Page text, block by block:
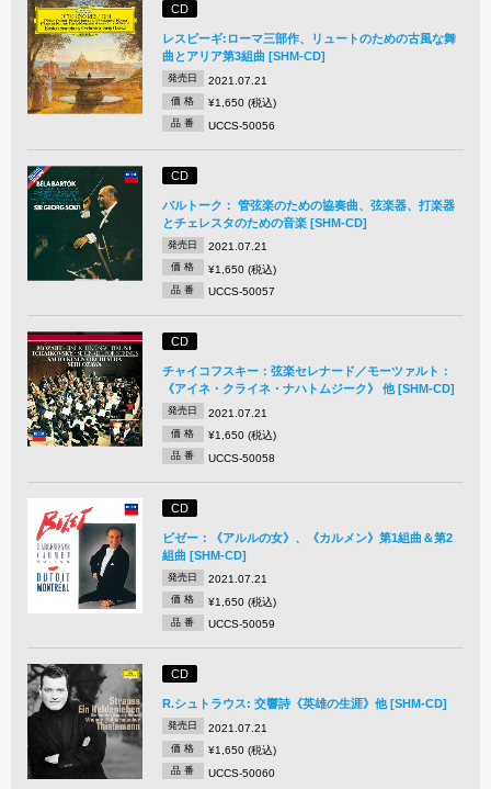
CD
レスピーギ:ローマ三部作、リュートのための古風な舞
曲とアリア第3組曲 [SHM-CD]
発売日 2021.07.21
価 格 ¥1,650 (税込)
品 番 UCCS-50056
CD
バルトーク： 管弦楽のための協奏曲、弦楽器、打楽器
とチェレスタのための音楽 [SHM-CD]
発売日 2021.07.21
価 格 ¥1,650 (税込)
品 番 UCCS-50057
CD
チャイコフスキー：弦楽セレナード／モーツァルト：
《アイネ・クライネ・ナハトムジーク》 他 [SHM-CD]
発売日 2021.07.21
価 格 ¥1,650 (税込)
品 番 UCCS-50058
CD
ビゼー：《アルルの女》、《カルメン》第1組曲＆第2
組曲 [SHM-CD]
発売日 2021.07.21
価 格 ¥1,650 (税込)
品 番 UCCS-50059
CD
R.シュトラウス: 交響詩《英雄の生涯》他 [SHM-CD]
発売日 2021.07.21
価 格 ¥1,650 (税込)
品 番 UCCS-50060